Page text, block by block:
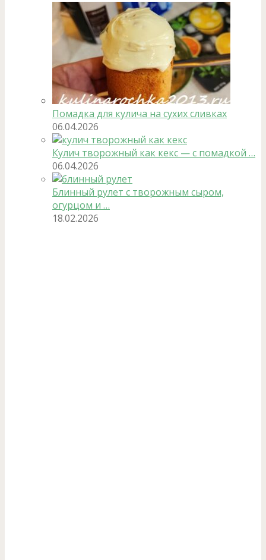
Помадка для кулича на сухих сливках
06.04.2026
Кулич творожный как кекс — с помадкой …
06.04.2026
Блинный рулет с творожным сыром,
огурцом и …
18.02.2026